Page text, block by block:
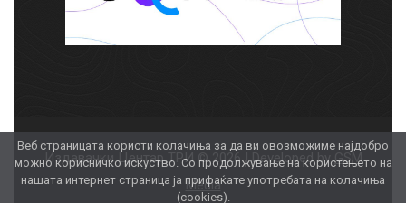
Веб страницата користи колачиња за да ви овозможиме најдобро
можно корисничко искуство. Со продолжување на користењето на
нашата интернет страница ја прифаќате употребата на колачиња
(cookies).
Издавачки Центар ТРИ © 2026 | Developed byGSM
Media